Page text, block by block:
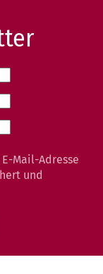
Mail-Adresse
und